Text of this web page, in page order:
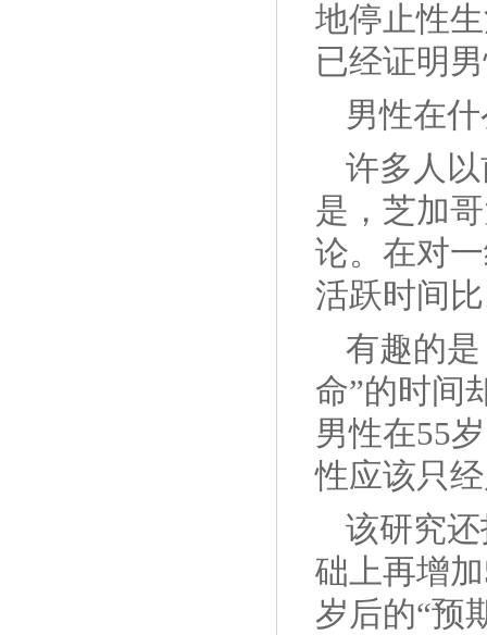
地停止性
已经证明
男性在
许多人
是，芝加
论。在对
活跃时间
有趣的
命”的时间
男性在55
性应该只
该研究
础上再增
岁后的“预